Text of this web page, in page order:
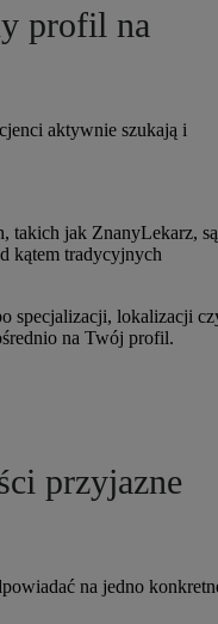
profil na
aktywnie szukają i
takich jak ZnanyLekarz, są
kątem tradycyjnych
specjalizacji, lokalizacji
na Twój profil.
przyjazne
na jedno